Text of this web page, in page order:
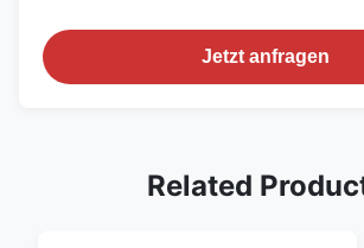
Jetzt anfragen
Related